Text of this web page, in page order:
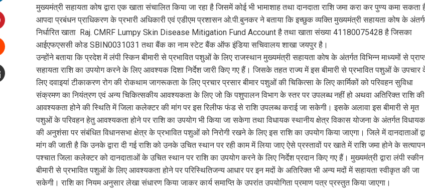
मुख्यमंत्री सहायता कोष द्वारा एक खाता संचालित किया जा रहा है जिसमें कोई भी भामाशाह तथा दानदाता राशि जमा करा कर पुण्य कमा सकता
आपदा प्रबंधन प्राधिकरण के प्रभारी अधिकारी एवं एडीएम प्रशासन ओ.पी.बुनकर ने बताया कि इच्छुक व्यक्ति मुख्यमंत्री सहायता कोष के
निर्धारित खाता Raj. CMRF Lumpy Skin Disease Mitigation Fund Account है तथा खाता संख्या 41180075428 है जिसका
आईएफएससी कोड SBIN0031031 तथा बैंक का नाम स्टेट बैंक ऑफ इंडिया सचिवालय शाखा जयपुर है।
उन्होंने बताया कि प्रदेश में लंपी स्किन बीमारी से प्रभावित पशुओं के लिए राजस्थान मुख्यमंत्री सहायता कोष के अंतर्गत विभिन्न माध्यमों से
सहायता राशि का उपयोग करने के लिए आवश्यक दिशा निर्देश जारी किए गए हैं। जिसके तहत राज्य में इस बीमारी से प्रभावित पशुओं के उपचार
लिए दवाइयां टीकाकरण रोग की रोकथाम जागरूकता के लिए प्रचार प्रसार बीमार पशुओं की चिकित्सा के लिए कार्मिकों को परिवहन सुविधा
संक्रमण का नियंत्रण एवं अन्य चिकित्सकीय आवश्यकता के लिए जो कि पशुपालन विभाग के स्तर पर उपलब्ध नहीं हो अथवा अतिरिक्त राशि की
आवश्यकता होने की स्थिति में जिला कलेक्टर की मांग पर इस रिलीफ फंड से राशि उपलब्ध कराई जा सकेगी। इसके अलावा इस बीमारी से मृत
पशुओं के परिवहन हेतु आवश्यकता होने पर राशि का उपयोग भी किया जा सकेगा तथा विधायक स्थानीय क्षेत्र विकास योजना के अंतर्गत विधायक
की अनुशंसा पर संबंधित विधानसभा क्षेत्र के प्रभावित पशुओं को निरोगी रखने के लिए इस राशि का उपयोग किया जाएगा। जिले में दानदाताओं
मांग की जाती है कि उनके द्वारा दी गई राशि को उनके उचित स्थान पर रही काम में लिया जाए ऐसे प्रस्तावों पर खाते में राशि जमा होने के
पश्चात जिला कलेक्टर को दानदाताओं के उचित स्थान पर राशि का उपयोग करने के लिए निर्देश प्रदान किए गए हैं। मुख्यमंत्री द्वारा लंपी स्कीन
बीमारी से प्रभावित पशुओं के लिए आवश्यकता होने पर परिस्थितिजन्य आधार पर इन मदों के अतिरिक्त भी अन्य मदों में सहायता स्वीकृत की जा
सकेगी। राशि का नियम अनुसार लेखा संधारण किया जाकर कार्य समाप्ति के उपरांत उपयोगिता प्रमाण पत्र प्रस्तुत किया जाएगा।